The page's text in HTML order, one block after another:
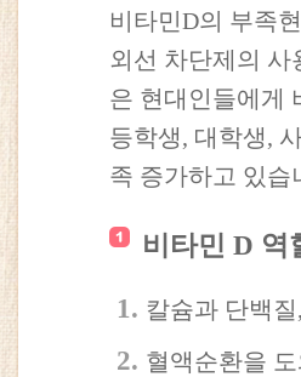
비타민D의 부족
외선 차단제의 사
은 현대인들에게
등학생, 대학생,
족 증가하고 있습
비타민 D 역
칼슘과 단백
혈액순환을